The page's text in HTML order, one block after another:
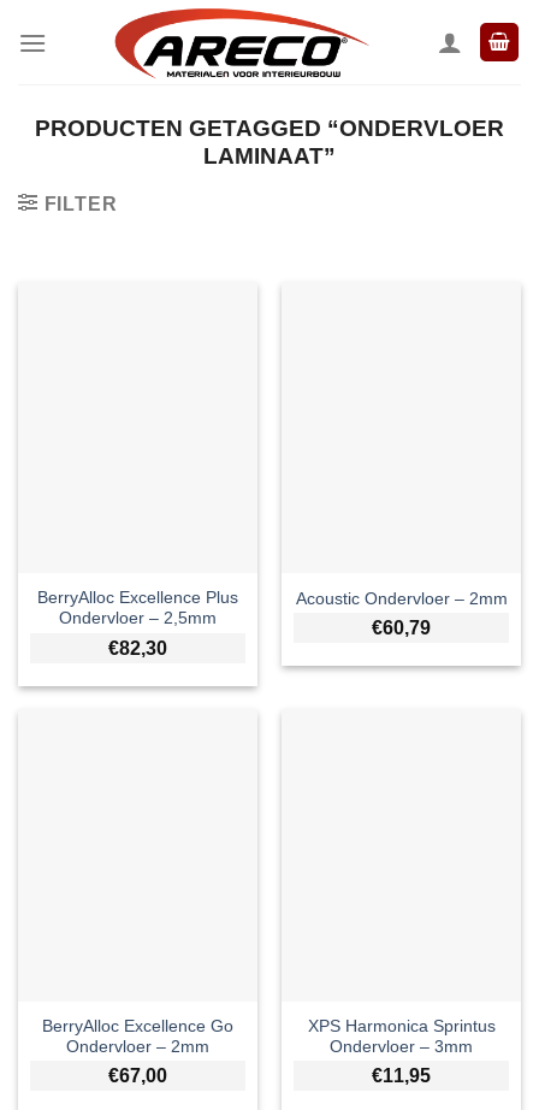
naar
PRODUCTEN GETAGGED “ONDERVLOER
LAMINAAT”
FILTER
BerryAlloc Excellence Plus
Ondervloer – 2,5mm
€82,30
Acoustic Ondervloer – 2mm
€60,79
BerryAlloc Excellence Go
Ondervloer – 2mm
€67,00
XPS Harmonica Sprintus
Ondervloer – 3mm
€11,95